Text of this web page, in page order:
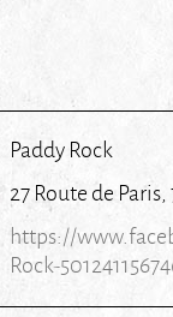
Paddy Rock
27 Route de
https://
Rock-